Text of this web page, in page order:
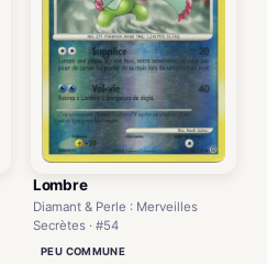
Lombre
Diamant & Perle : Merveilles
Secrètes · #54
PEU COMMUNE